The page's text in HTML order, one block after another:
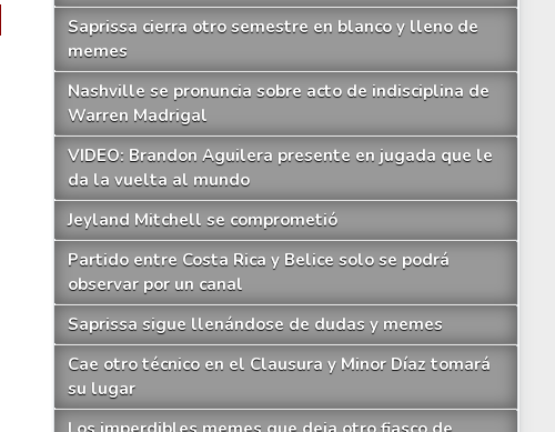
Saprissa cierra otro semestre en blanco y lleno de
memes
Nashville se pronuncia sobre acto de indisciplina de
Warren Madrigal
VIDEO: Brandon Aguilera presente en jugada que le
da la vuelta al mundo
Jeyland Mitchell se comprometió
Partido entre Costa Rica y Belice solo se podrá
observar por un canal
Saprissa sigue llenándose de dudas y memes
Cae otro técnico en el Clausura y Minor Díaz tomará
su lugar